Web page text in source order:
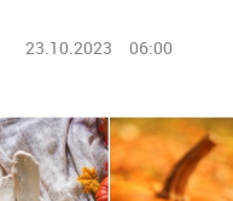
23.10.2023 06:00